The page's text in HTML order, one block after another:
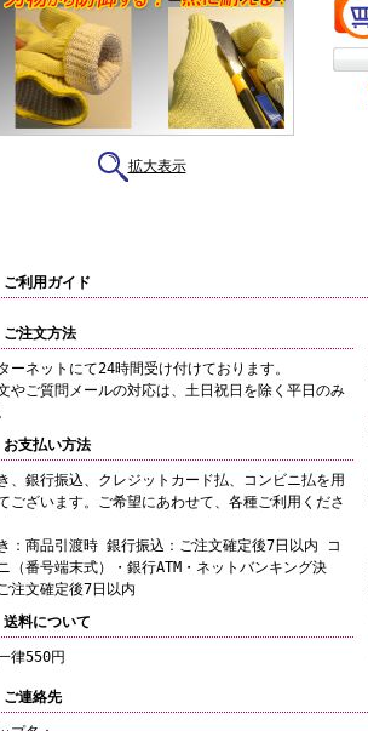
拡大表示
ご利用ガイド
ご注文方法
ーネットにて24時間受け付けております。
やご質問メールの対応は、土日祝日を除く平日のみ
お支払い方法
、銀行振込、クレジットカード払、コンビニ払を用
ございます。ご希望にあわせて、各種ご利用くださ
：商品引渡時 銀行振込：ご注文確定後7日以内 コ
（番号端末式）・銀行ATM・ネットバンキング決
注文確定後7日以内
送料について
律550円
ご連絡先